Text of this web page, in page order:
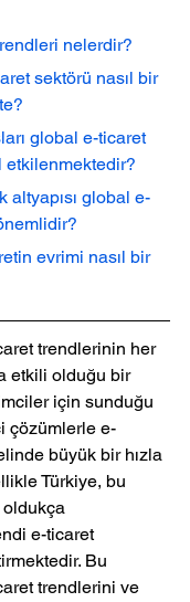
nelerdir?
etkilenmektedir?
trendlerinin her
etkili olduğu bir
için sunduğu
çözümlerle e-
büyük bir hızla
Türkiye, bu
e-ticaret
Bu
trendlerini ve